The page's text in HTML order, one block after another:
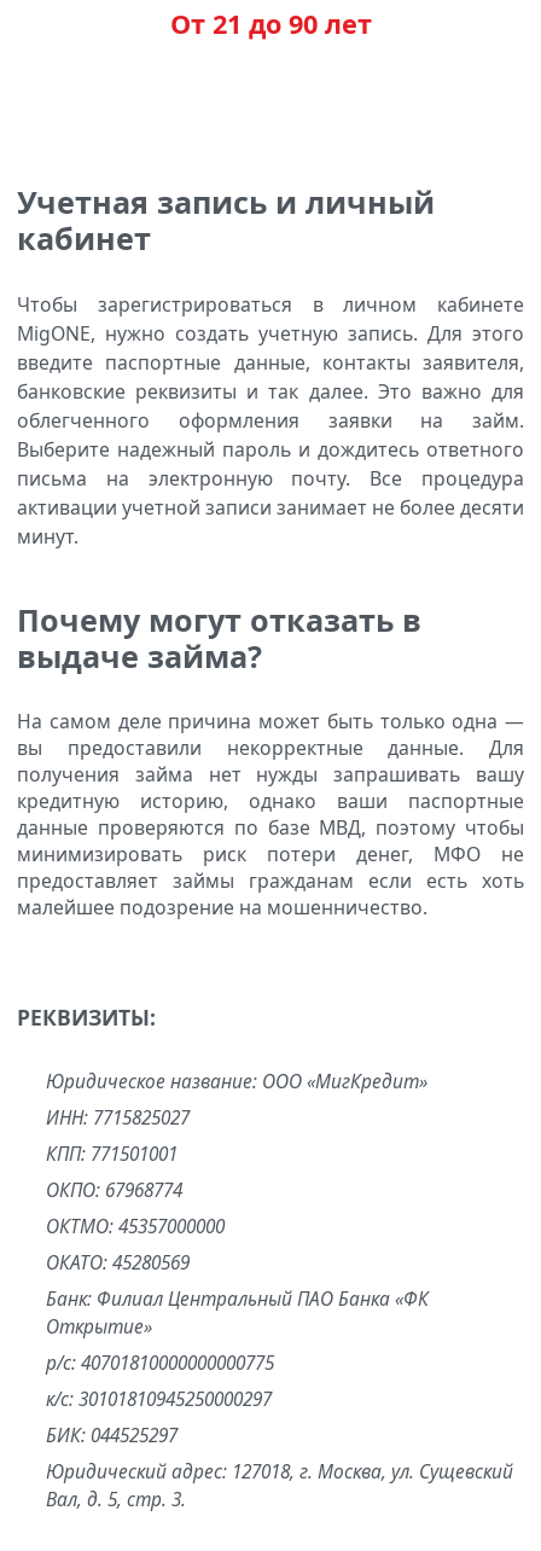
От 21 до 90 лет
Учетная запись и личный
кабинет
Чтобы зарегистрироваться в личном кабинете
MigONE, нужно создать учетную запись. Для этого
введите паспортные данные, контакты заявителя,
банковские реквизиты и так далее. Это важно для
облегченного оформления заявки на займ.
Выберите надежный пароль и дождитесь ответного
письма на электронную почту. Все процедура
активации учетной записи занимает не более десяти
минут.
Почему могут отказать в
выдаче займа?
На самом деле причина может быть только одна —
вы предоставили некорректные данные. Для
получения займа нет нужды запрашивать вашу
кредитную историю, однако ваши паспортные
данные проверяются по базе МВД, поэтому чтобы
минимизировать риск потери денег, МФО не
предоставляет займы гражданам если есть хоть
малейшее подозрение на мошенничество.
РЕКВИЗИТЫ:
Юридическое название: ООО «МигКредит»
ИНН: 7715825027
КПП: 771501001
ОКПО: 67968774
ОКТМО: 45357000000
ОКАТО: 45280569
Банк: Филиал Центральный ПАО Банка «ФК
Открытие»
р/с: 40701810000000000775
к/с: 30101810945250000297
БИК: 044525297
Юридический адрес: 127018, г. Москва, ул. Сущевский
Вал, д. 5, стр. 3.